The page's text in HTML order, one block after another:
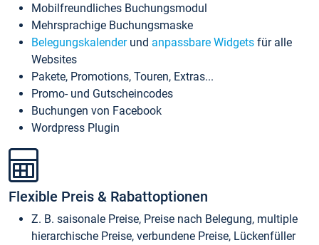
Mobilfreundliches Buchungsmodul
Mehrsprachige Buchungsmaske
Belegungskalenderund anpassbare Widgets für alle
Websites
Pakete, Promotions, Touren, Extras...
Promo- und Gutscheincodes
Buchungen von Facebook
Wordpress Plugin
Flexible Preis & Rabattoptionen
Z. B. saisonale Preise, Preise nach Belegung, multiple
hierarchische Preise, verbundene Preise, Lückenfüller